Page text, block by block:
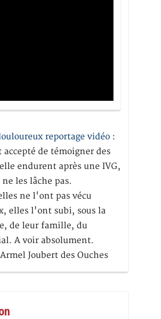
reportage vidéo :
accepté de témoigner des
endurent après une IVG,
les lâche pas.
ne l'ont pas vécu
elles l'ont subi, sous la
de leur famille, du
A voir absolument.
Joubert des Ouches